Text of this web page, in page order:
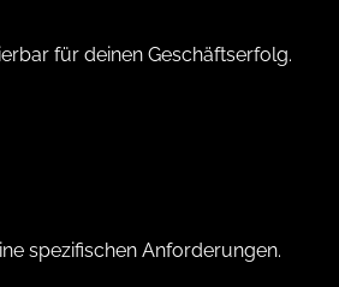
für deinen Geschäftserfolg.
spezifischen Anforderungen.